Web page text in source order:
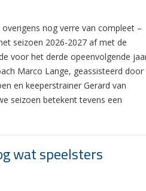
overigens nog verre van compleet –
seizoen 2026-2027 af met de
voor het derde opeenvolgende
Marco Lange, geassisteerd door
en keeperstrainer Gerard van
seizoen betekent tevens een
wat speelsters